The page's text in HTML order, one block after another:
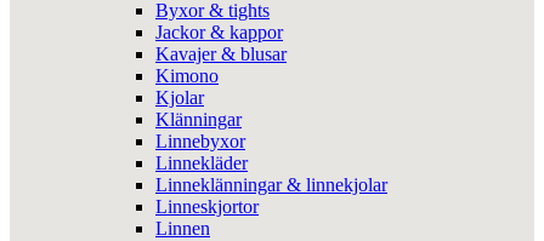
Byxor & tights
Jackor & kappor
Kavajer & blusar
Kimono
Kjolar
Klänningar
Linnebyxor
Linnekläder
Linneklänningar & linnekjolar
Linneskjortor
Linnen